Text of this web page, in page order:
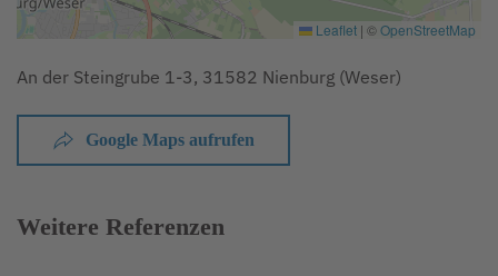
Leaflet | ©OpenStreetMap
An der Steingrube 1-3, 31582 Nienburg (Weser)
Google Maps aufrufen
Weitere Referenzen